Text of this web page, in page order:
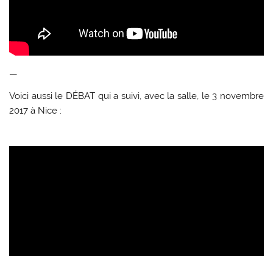
—
Voici aussi le DÉBAT qui a suivi, avec la salle, le 3 novembre
2017 à Nice :